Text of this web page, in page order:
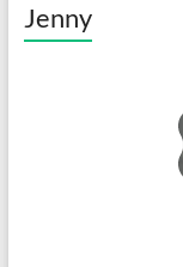
Jenny